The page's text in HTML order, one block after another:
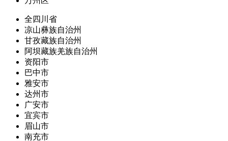
全四川省
凉山彝族自治州
甘孜藏族自治州
阿坝藏族羌族自治州
资阳市
巴中市
雅安市
达州市
广安市
宜宾市
眉山市
南充市